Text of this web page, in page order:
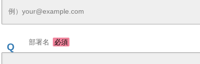
部署名 必須